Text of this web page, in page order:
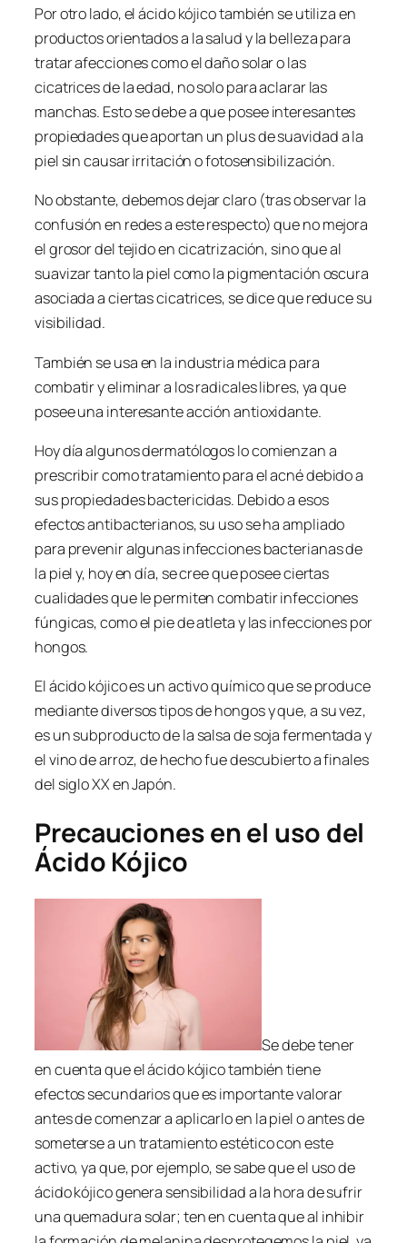
Por otro lado, el ácido kójico también se utiliza en
productos orientados a la salud y la belleza para
tratar afecciones como el daño solar o las
cicatrices de la edad, no solo para aclarar las
manchas. Esto se debe a que posee interesantes
propiedades que aportan un plus de suavidad a la
piel sin causar irritación o fotosensibilización.
No obstante, debemos dejar claro (tras observar la
confusión en redes a este respecto) que no mejora
el grosor del tejido en cicatrización, sino que al
suavizar tanto la piel como la pigmentación oscura
asociada a ciertas cicatrices, se dice que reduce su
visibilidad.
También se usa en la industria médica para
combatir y eliminar a los radicales libres, ya que
posee una interesante acción antioxidante.
Hoy día algunos dermatólogos lo comienzan a
prescribir como tratamiento para el acné debido a
sus propiedades bactericidas. Debido a esos
efectos antibacterianos, su uso se ha ampliado
para prevenir algunas infecciones bacterianas de
la piel y, hoy en día, se cree que posee ciertas
cualidades que le permiten combatir infecciones
fúngicas, como el pie de atleta y las infecciones por
hongos.
El ácido kójico es un activo químico que se produce
mediante diversos tipos de hongos y que, a su vez,
es un subproducto de la salsa de soja fermentada y
el vino de arroz, de hecho fue descubierto a finales
del siglo XX en Japón.
Precauciones en el uso del
Ácido Kójico
Se debe tener
en cuenta que el ácido kójico también tiene
efectos secundarios que es importante valorar
antes de comenzar a aplicarlo en la piel o antes de
someterse a un tratamiento estético con este
activo, ya que, por ejemplo, se sabe que el uso de
ácido kójico genera sensibilidad a la hora de sufrir
una quemadura solar; ten en cuenta que al inhibir